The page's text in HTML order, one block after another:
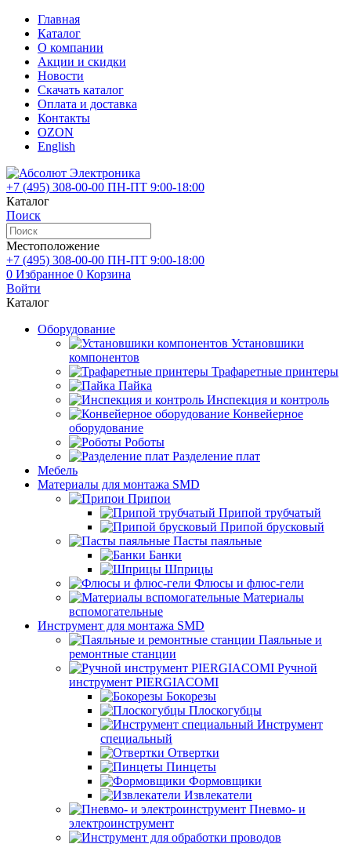
Главная
Каталог
О компании
Акции и скидки
Новости
Скачать каталог
Оплата и доставка
Контакты
OZON
English
+7 (495) 308-00-00 ПН-ПТ 9:00-18:00
Каталог
Поиск
Местоположение
+7 (495) 308-00-00 ПН-ПТ 9:00-18:00
0 Избранное 0 Корзина
Войти
Каталог
Оборудование
Установшики
компонентов
Трафаретные принтеры
Пайка
Инспекция и контроль
Конвейерное
оборудование
Роботы
Разделение плат
Мебель
Материалы для монтажа SMD
Припои
Припой трубчатый
Припой брусковый
Пасты паяльные
Банки
Шприцы
Флюсы и флюс-гели
Материалы
вспомогательные
Инструмент для монтажа SMD
Паяльные и
ремонтные станции
Ручной
инструмент PIERGIACOMI
Бокорезы
Плоскогубцы
Инструмент
специальный
Отвертки
Пинцеты
Формовщики
Извлекатели
Пневмо- и
электроинструмент